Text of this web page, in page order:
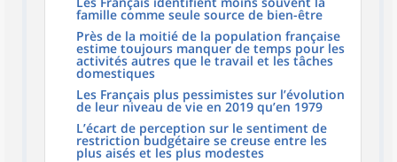
famille comme seule source de bien-être
Près de la moitié de la population française
estime toujours manquer de temps pour les
activités autres que le travail et les tâches
domestiques
Les Français plus pessimistes sur l’évolution
de leur niveau de vie en 2019 qu’en 1979
L’écart de perception sur le sentiment de
restriction budgétaire se creuse entre les
plus aisés et les plus modestes